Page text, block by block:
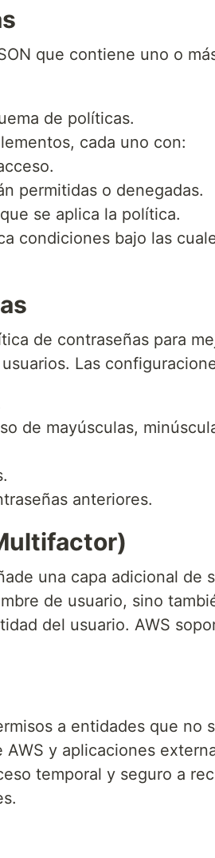
que contiene uno o
de políticas.
cada uno con:
permitidas o denegadas.
se aplica la política.
condiciones bajo las
de contraseñas para
Las
de mayúsculas,
anteriores.
una capa adicional de
de usuario, sino
del usuario. AWS
a entidades que no
y aplicaciones
temporal y seguro a